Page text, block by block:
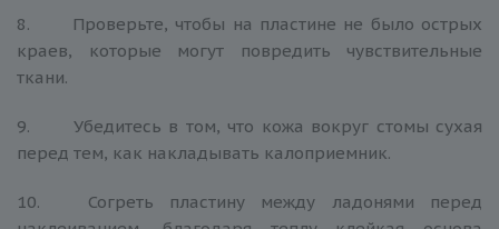
8. Проверьте, чтобы на пластине не было острых
краев, которые могут повредить чувствительные
ткани.
9. Убедитесь в том, что кожа вокруг стомы сухая
перед тем, как накладывать калоприемник.
10. Согреть пластину между ладонями перед